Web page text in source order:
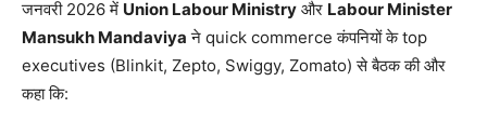
जनवरी 2026 में Union Labour Ministry और Labour Minister
Mansukh Mandaviya ने quick commerce कंपनियों के top
executives (Blinkit, Zepto, Swiggy, Zomato) से बैठक की और
कहा कि: